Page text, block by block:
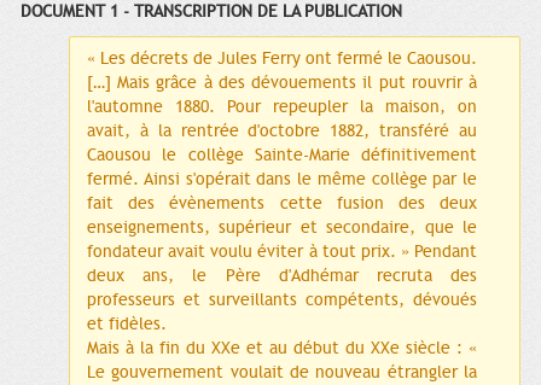
DOCUMENT 1 - TRANSCRIPTION DE LA PUBLICATION
« Les décrets de Jules Ferry ont fermé le Caousou.
[…] Mais grâce à des dévouements il put rouvrir à
l'automne 1880. Pour repeupler la maison, on
avait, à la rentrée d'octobre 1882, transféré au
Caousou le collège Sainte-Marie définitivement
fermé. Ainsi s'opérait dans le même collège par le
fait des évènements cette fusion des deux
enseignements, supérieur et secondaire, que le
fondateur avait voulu éviter à tout prix. » Pendant
deux ans, le Père d'Adhémar recruta des
professeurs et surveillants compétents, dévoués
et fidèles.
Mais à la fin du XXe et au début du XXe siècle : «
Le gouvernement voulait de nouveau étrangler la